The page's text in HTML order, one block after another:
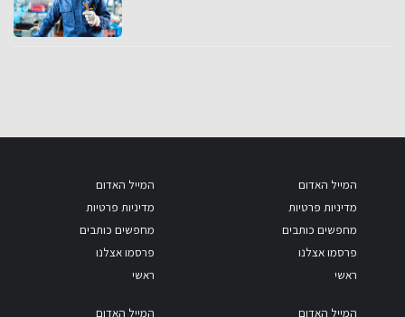
המייל האדום
מדיניות פרטיות
מחפשים כותבים
פרסמו אצלנו
ראשי
המייל האדום
מדיניות פרטיות
מחפשים כותבים
פרסמו אצלנו
ראשי
המייל האדום המייל האדום